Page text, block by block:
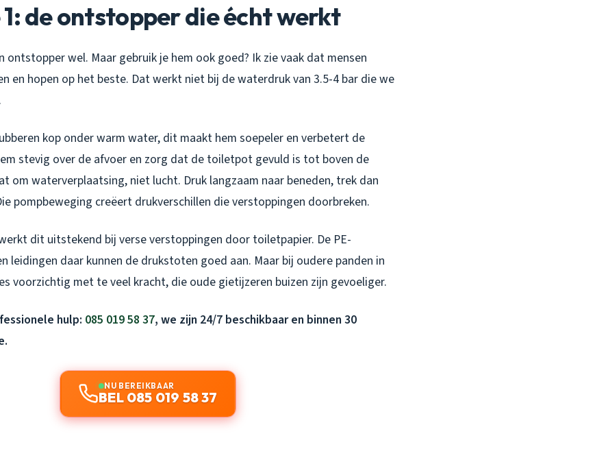
de ontstopper die écht werkt
ontstopper wel. Maar gebruik je hem ook goed? Ik zie vaak dat mensen
en hopen op het beste. Dat werkt niet bij de waterdruk van 3.5-4 bar die we
kop onder warm water, dit maakt hem soepeler en verbetert de
stevig over de afvoer en zorg dat de toiletpot gevuld is tot boven de
om waterverplaatsing, niet lucht. Druk langzaam naar beneden, trek dan
pompbeweging creëert drukverschillen die verstoppingen doorbreken.
dit uitstekend bij verse verstoppingen door toiletpapier. De PE-
leidingen daar kunnen de drukstoten goed aan. Maar bij oudere panden in
voorzichtig met te veel kracht, die oude gietijzeren buizen zijn gevoeliger.
hulp: 085 019 58 37, we zijn 24/7 beschikbaar en binnen 30
NU BEREIKBAAR
BEL 085 019 58 37